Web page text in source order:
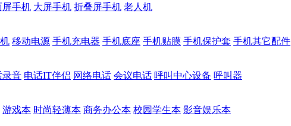
屏手机 大屏手机 折叠屏手机 老人机
移动电源 手机充电器 手机底座 手机贴膜 手机保护套 手机其它配件
录音 电话IT伴侣 网络电话 会议电话 呼叫中心设备 呼叫器
游戏本 时尚轻薄本 商务办公本 校园学生本 影音娱乐本